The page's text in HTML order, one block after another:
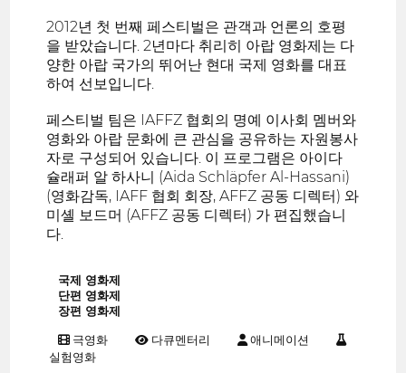
2012년 첫 번째 페스티벌은 관객과 언론의 호평
을 받았습니다. 2년마다 취리히 아랍 영화제는 다
양한 아랍 국가의 뛰어난 현대 국제 영화를 대표
하여 선보입니다.
페스티벌 팀은 IAFFZ 협회의 명예 이사회 멤버와
영화와 아랍 문화에 큰 관심을 공유하는 자원봉사
자로 구성되어 있습니다. 이 프로그램은 아이다
슐래퍼 알 하사니 (Aida Schläpfer Al-Hassani)
(영화감독, IAFF 협회 회장, AFFZ 공동 디렉터) 와
미셸 보드머 (AFFZ 공동 디렉터) 가 편집했습니
다.
국제 영화제
단편 영화제
장편 영화제
극영화 다큐멘터리
애니메이션
실험영화